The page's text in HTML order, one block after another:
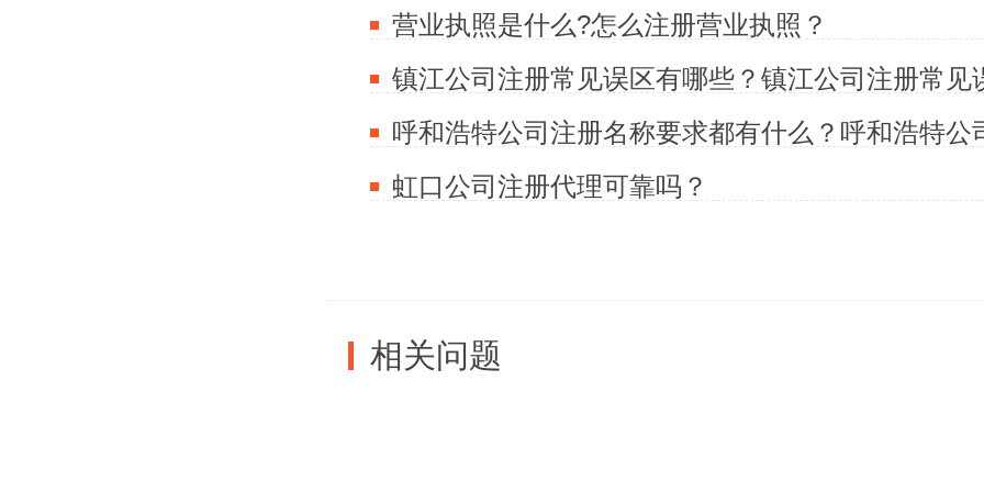
常简单的。
第三难、公司注册地址问题
许多人要在公司注册地址这一副本好
办公楼或集中化办公场所的详细地址，价
营业执照是什么?怎么注册营业执照？
虹口公司注册代理可靠吗？
相关问题